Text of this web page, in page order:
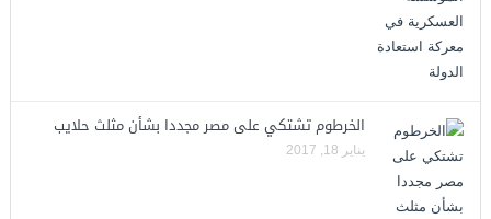
الخرطوم تشتكي على مصر مجددا بشأن مثلث حلايب
يناير 18, 2017